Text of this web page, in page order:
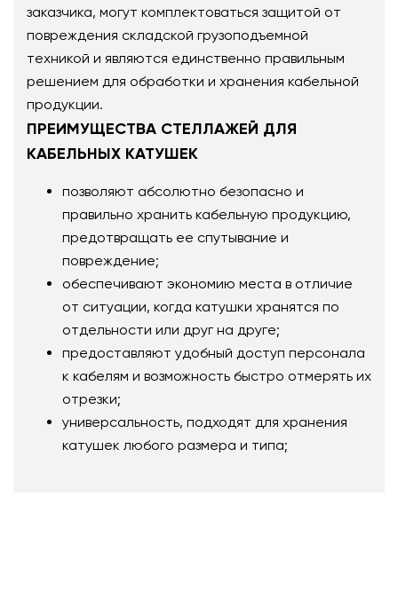
заказчика, могут комплектоваться защитой от
повреждения складской грузоподъемной
техникой и являются единственно правильным
решением для обработки и хранения кабельной
продукции.
ПРЕИМУЩЕСТВА СТЕЛЛАЖЕЙ ДЛЯ
КАБЕЛЬНЫХ КАТУШЕК
позволяют абсолютно безопасно и
правильно хранить кабельную продукцию,
предотвращать ее спутывание и
повреждение;
обеспечивают экономию места в отличие
от ситуации, когда катушки хранятся по
отдельности или друг на друге;
предоставляют удобный доступ персонала
к кабелям и возможность быстро отмерять их
отрезки;
универсальность, подходят для хранения
катушек любого размера и типа;